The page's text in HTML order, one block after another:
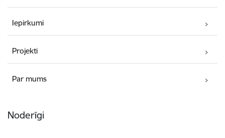
Iepirkumi
Projekti
Par mums
Noderīgi